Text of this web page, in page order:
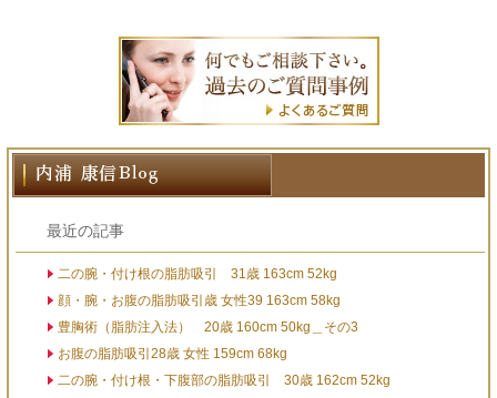
最近の記事
二の腕・付け根の脂肪吸引 31歳 163cm 52kg
顔・腕・お腹の脂肪吸引歳 女性39 163cm 58kg
豊胸術（脂肪注入法） 20歳 160cm 50kg＿その3
お腹の脂肪吸引28歳 女性 159cm 68kg
二の腕・付け根・下腹部の脂肪吸引 30歳 162cm 52kg